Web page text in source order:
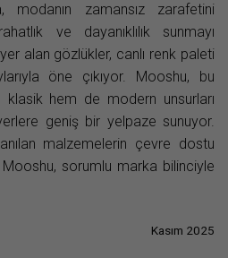
zamansız zarafetini
ve dayanıklılık sunmayı
alan gözlükler, canlı renk paleti
öne çıkıyor. Mooshu, bu
hem de modern unsurları
geniş bir yelpaze sunuyor.
malzemelerin çevre dostu
sorumlu marka bilinciyle
Kasım 2025